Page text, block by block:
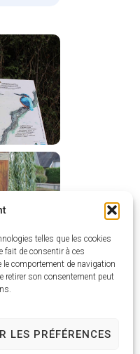
telles que les cookies
fait de consentir à ces
comportement de navigation
retirer son consentement peut
LES PRÉFÉRENCES